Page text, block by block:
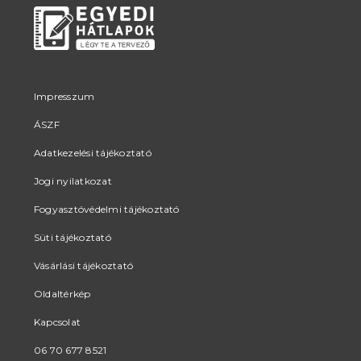
Impresszum
ÁSZF
Adatkezelési tájékoztató
Jogi nyilatkozat
Fogyasztóvédelmi tájékoztató
Süti tájékoztató
Vásárlási tájékoztató
Oldaltérkép
Kapcsolat
06 70 677 8521